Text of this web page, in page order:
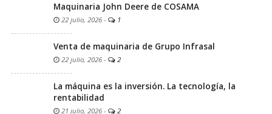
Maquinaria John Deere de COSAMA
22 julio, 2026 - 1
Venta de maquinaria de Grupo Infrasal
22 julio, 2026 - 2
La máquina es la inversión. La tecnología, la
rentabilidad
21 julio, 2026 - 2